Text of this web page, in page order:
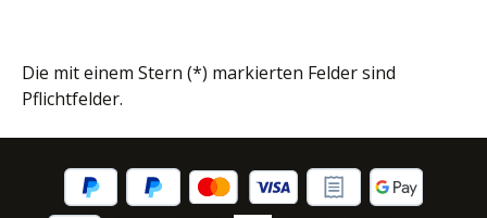
Die mit einem Stern (*) markierten Felder sind
Pflichtfelder.